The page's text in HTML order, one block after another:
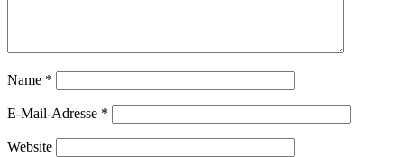
Name *
E-Mail-Adresse *
Website